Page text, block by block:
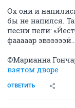
Ох они и
бы не напился.
песни пели:
фааааар
©Марианна
взятом дворе
ОТВЕТИТЬ